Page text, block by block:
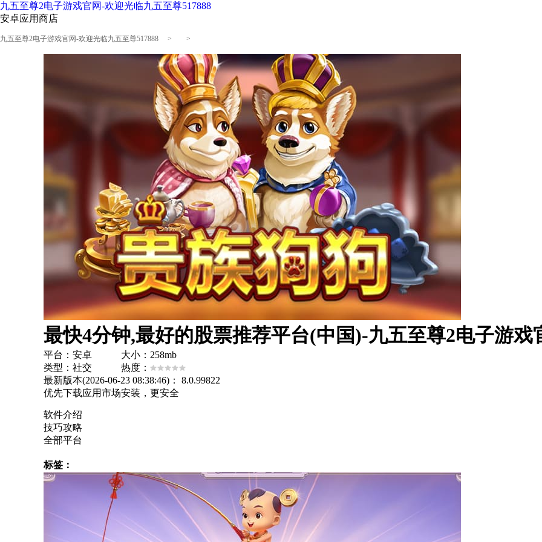
九五至尊2电子游戏官网-欢迎光临九五至尊517888
安卓应用商店
九五至尊2电子游戏官网-欢迎光临九五至尊517888 > >
最快4分钟,最好的股票推荐平台(中国)-九五至尊2电子游戏
平台：安卓 大小：258mb
类型：社交 热度：
最新版本(2026-06-23 08:38:46)：
8.0.99822
优先下载应用市场安装，更安全
软件介绍
技巧攻略
全部平台
标签：